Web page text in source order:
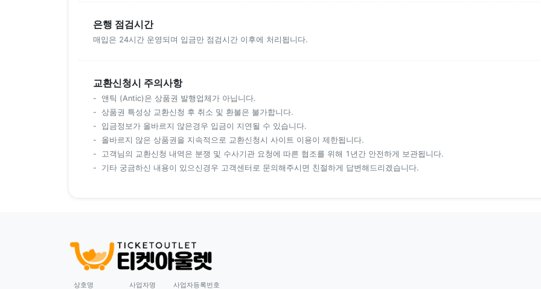
은행 점검시간
매입은 24시간 운영되며 입금만 점검시간 이후에 처리됩니다.
교환신청시 주의사항
앤틱 (Antic)은 상품권 발행업체가 아닙니다.
상품권 특성상 교환신청 후 취소 및 환불은 불가합니다.
입금정보가 올바르지 않은경우 입금이 지연될 수 있습니다.
올바르지 않은 상품권을 지속적으로 교환신청시 사이트 이용이 제한됩니다.
고객님의 교환신청 내역은 분쟁 및 수사기관 요청에 따른 협조를 위해 1년간 안전하게 보관됩니다.
기타 궁금하신 내용이 있으신경우 고객센터로 문의해주시면 친절하게 답변해드리겠습니다.
상호명 사업자명 사업자등록번호